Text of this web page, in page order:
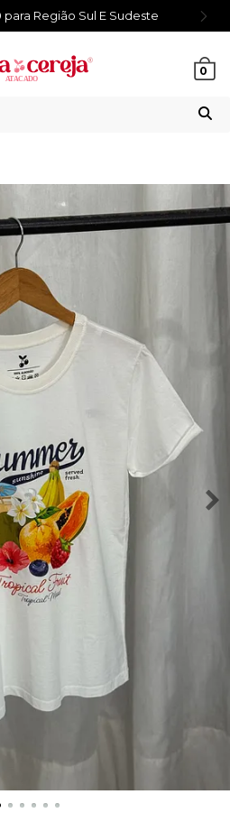
Região Sul E Sudeste
0